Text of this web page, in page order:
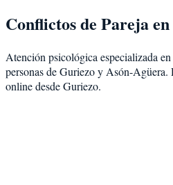
Conflictos de Parejaen
Atención psicológica especializada en
personas deGuriezoy Asón-Agüera.
online desde Guriezo.